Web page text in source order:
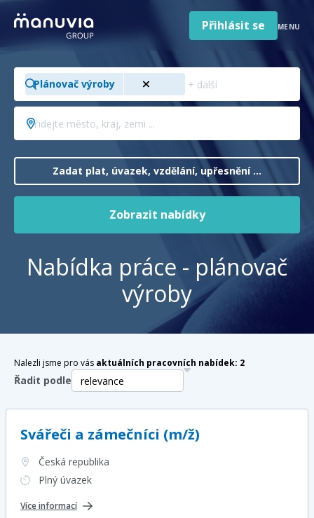
obsahPro firmy a zaměstnavatele
O nás
Čeština
Jazyk
Česká republika
Země
/
region
Přihlásit se MENU
Hledejte
pozici,
obor,
profesi
...
Plánovač výroby
Přidejte
město,
...
Zadat plat, úvazek, vzdělání, upřesnění ...
Zobrazit nabídky
Nabídka práce - plánovač
výroby
Nalezli jsme pro vás aktuálních pracovních nabídek: 2
Řadit podle
Svářeči a zámečníci (m/ž)
Česká republika
Plný úvazek
Více informací